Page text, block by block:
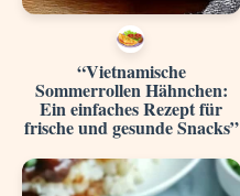
“Vietnamische
Sommerrollen Hähnchen:
Ein einfaches Rezept für
frische und gesunde Snacks”